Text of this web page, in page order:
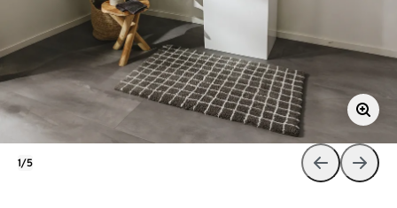
1/5